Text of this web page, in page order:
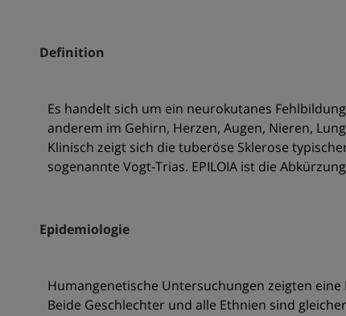
Definition
Es handelt sich um ein neurokutanes
anderem im Gehirn, Herzen, Augen, Nieren,
Klinisch zeigt sich die tuberöse Sklerose
sogenannte Vogt-Trias. EPILOIA ist die
Epidemiologie
Humangenetische Untersuchungen zeigten eine
Beide Geschlechter und alle Ethnien sind